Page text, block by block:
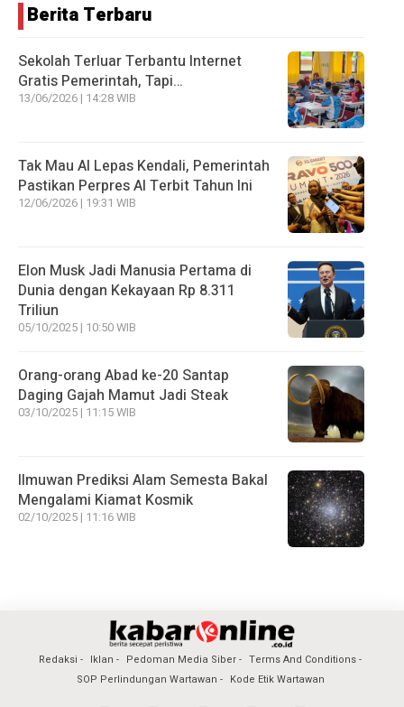
Berita Terbaru
Sekolah Terluar Terbantu Internet
Gratis Pemerintah, Tapi…
13/06/2026 | 14:28 WIB
Tak Mau AI Lepas Kendali, Pemerintah
Pastikan Perpres AI Terbit Tahun Ini
12/06/2026 | 19:31 WIB
Elon Musk Jadi Manusia Pertama di
Dunia dengan Kekayaan Rp 8.311
Triliun
05/10/2025 | 10:50 WIB
Orang-orang Abad ke-20 Santap
Daging Gajah Mamut Jadi Steak
03/10/2025 | 11:15 WIB
Ilmuwan Prediksi Alam Semesta Bakal
Mengalami Kiamat Kosmik
02/10/2025 | 11:16 WIB
Redaksi Iklan Pedoman Media Siber
Terms And Conditions
SOP Perlindungan Wartawan
Kode Etik Wartawan